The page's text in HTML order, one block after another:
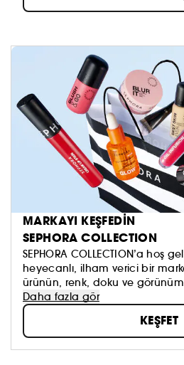
MARKAYI KEŞFEDİN
SEPHORA COLLECTION
SEPHORA COLLECTION’a hoş
heyecanlı, ilham verici bir
ürünün, renk, doku ve
koleksiyonumuzu keşfedin.
güzellik anlayışınızı
öte, aynada gördüklerinizi
Topla, oyna ve paylaş
Daha fazla gör
KEŞFET